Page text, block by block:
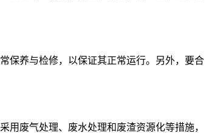
养与检修，以保证其正常运行。另外，要合
废气处理、废水处理和废渣资源化等措施，